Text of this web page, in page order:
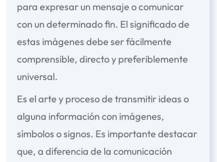
para expresar un mensaje o comunicar
con un determinado fin. El significado de
estas imágenes debe ser fácilmente
comprensible, directo y preferiblemente
universal.
Es el arte y proceso de transmitir ideas o
alguna información con imágenes,
símbolos o signos. Es importante destacar
que, a diferencia de la comunicación